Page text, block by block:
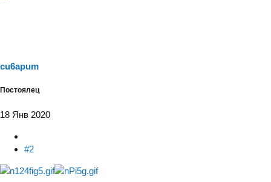
cu6apum
Постоялец
18 Янв 2020
#2